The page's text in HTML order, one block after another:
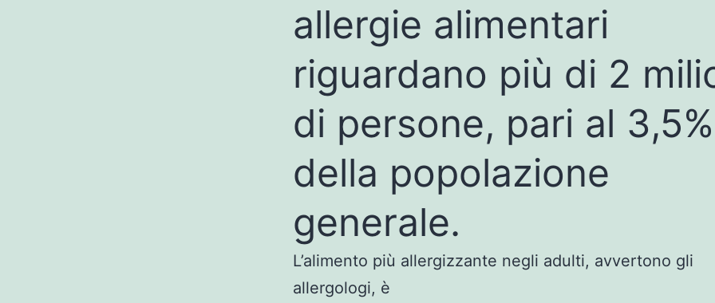
allergie alimentari
riguardano più di 2
di persone, pari al 3,5%
della popolazione
generale.
L’alimento più allergizzante negli adulti, avvertono gli
allergologi, è